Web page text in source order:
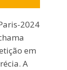
2024
em
A